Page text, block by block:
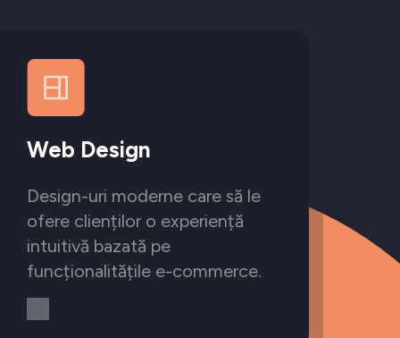
Web Design
Design-uri moderne care să le
ofere clienților o experiență
intuitivă bazată pe
funcționalitățile e-commerce.